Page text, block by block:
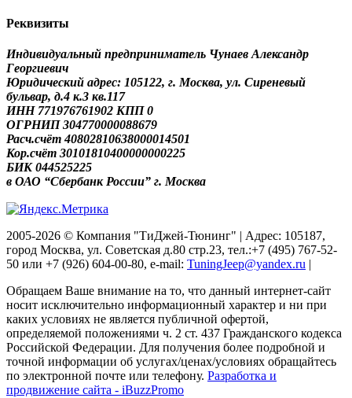
Реквизиты
Индивидуальный предприниматель Чунаев Александр
Георгиевич
Юридический адрес: 105122, г. Москва, ул. Сиреневый
бульвар, д.4 к.3 кв.117
ИНН 771976761902 КПП 0
ОГРНИП 304770000088679
Расч.счёт 40802810638000014501
Кор.счёт 30101810400000000225
БИК 044525225
в ОАО “Сбербанк России” г. Москва
2005-2026 © Компания "ТиДжей-Тюнинг" | Адрес: 105187,
город Москва, ул. Советская д.80 стр.23, тел.:+7 (495) 767-52-
50 или +7 (926) 604-00-80, e-mail: TuningJeep@yandex.ru |
Обращаем Ваше внимание на то, что данный интернет-сайт
носит исключительно информационный характер и ни при
каких условиях не является публичной офертой,
определяемой положениями ч. 2 ст. 437 Гражданского кодекса
Российской Федерации. Для получения более подробной и
точной информации об услугах/ценах/условиях обращайтесь
по электронной почте или телефону. Разработка и
продвижение сайта - iBuzzPromo